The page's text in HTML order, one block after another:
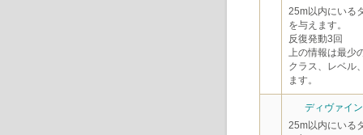
25m以内にいる
を与えます。
反復発動3回
上の情報は最少
クラス、レベル
ます。
ディヴァイ
25m以内にいる